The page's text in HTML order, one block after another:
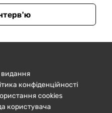
конфіденційності
cookies
користувача